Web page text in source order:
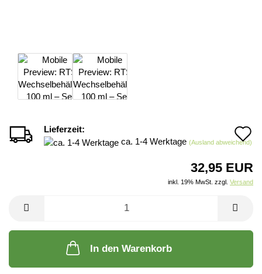
Lieferzeit:
ca. 1-4 Werktage (Ausland abweichend)
32,95 EUR
inkl. 19% MwSt. zzgl. Versand
In den Warenkorb